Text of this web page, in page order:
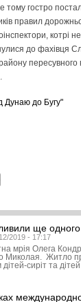
тому гостро
правил
до фахівця
пересувного
Дунаю до Бугу"
ще одного
2019 - 17:17
мрія Олега
Миколая. Житло
сиріт та дітей